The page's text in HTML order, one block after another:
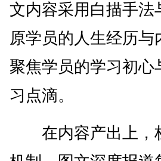
文内容采用白描手
原学员的人生经历
聚焦学员的学习初
习点滴。
在内容产出上，